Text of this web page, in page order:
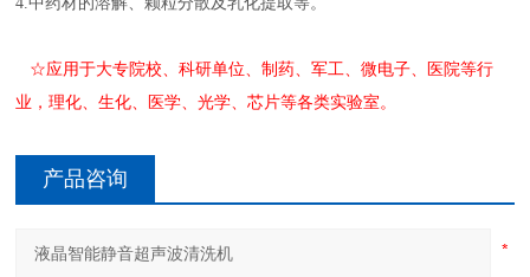
☆应用于大专院校、科研单位、制药、军工、微电子、医院等行
业，理化、生化、医学、光学、芯片等各类实验室。
产品咨询